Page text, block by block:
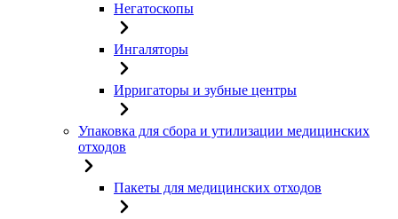
Негатоскопы
Ингаляторы
Ирригаторы и зубные центры
Упаковка для сбора и утилизации медицинских
отходов
Пакеты для медицинских отходов